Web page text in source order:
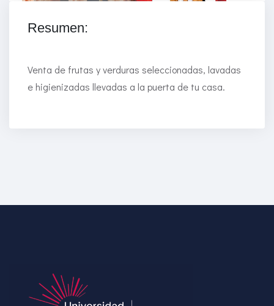
Resumen:
Venta de frutas y verduras seleccionadas, lavadas
e higienizadas llevadas a la puerta de tu casa.